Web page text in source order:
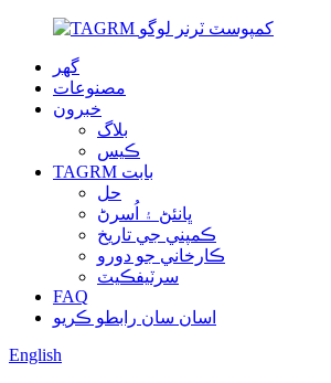
گهر
مصنوعات
خبرون
بلاگ
ڪيس
TAGRM بابت
حل
ڀانئڻ ۽ اُسرڻ
ڪمپني جي تاريخ
ڪارخاني جو دورو
سرٽيفڪيٽ
FAQ
اسان سان رابطو ڪريو
English